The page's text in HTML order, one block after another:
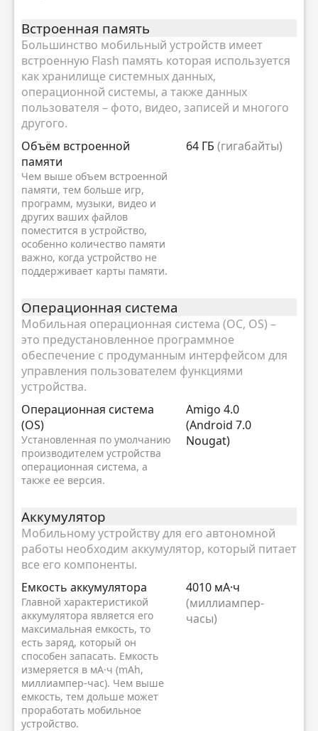
Встроенная память
Большинство мобильный устройств имеет
встроенную Flash память которая используется
как хранилище системных данных,
операционной системы, а также данных
пользователя – фото, видео, записей и многого
другого.
Объём встроенной
памяти
Чем выше объем встроенной
памяти, тем больше игр,
программ, музыки, видео и
других ваших файлов
поместится в устройство,
особенно количество памяти
важно, когда устройство не
поддерживает карты памяти.
64 ГБ (гигабайты)
Oперационная система
Мобильная операционная система (ОС, OS) –
это предустановленное программное
обеспечение с продуманным интерфейсом для
управления пользователем функциями
устройства.
Oперационная система
(OS)
Установленная по умолчанию
производителем устройства
операционная система, а
также ее версия.
Amigo 4.0
(Android 7.0
Nougat)
Аккумулятор
Мобильному устройству для его автономной
работы необходим аккумулятор, который питает
все его компоненты.
Емкость аккумулятора
Главной характеристикой
аккумулятора является его
максимальная емкость, то
есть заряд, который он
способен запасать. Емкость
измеряется в мА·ч (mAh,
миллиампер-час). Чем выше
емкость, тем дольше может
проработать мобильное
устройство.
4010 мА·ч
(миллиампер-
часы)